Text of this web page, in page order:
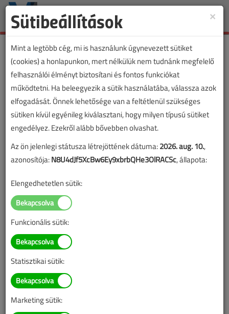
Toggle
Oszlopon kialakított
fogyasztásmérőhelyek
problémái
2023. szeptember 8. | VL online | 2634 |
Még áprilisban kezdtünk a tárgyalásába annak a problémakörnek,
amit egy látszólag egyszerű megrendelői kérés, egy
×
Sütibeállítások
Mint a legtöbb cég, mi is használunk úgynevezett sütiket
(cookies) a honlapunkon, mert nélkülük nem tudnánk megfelelő
felhasználói élményt biztosítani és fontos funkciókat
működtetni. Ha beleegyezik a sütik használatába, válassza azok
elfogadását. Önnek lehetősége van a feltétlenül szükséges
sütiken kívül egyénileg kiválasztani, hogy milyen típusú sütiket
engedélyez. Ezekről alább bővebben olvashat.
Az ön jelenlegi státusza létrejöttének dátuma:2026. aug. 10.,
azonosítója:N8U4dJf5XcBw6Ey9xbrbQHe3OlRACSc, állapota:
Elengedhetetlen sütik:
Funkcionális sütik:
Statisztikai sütik:
Marketing sütik: